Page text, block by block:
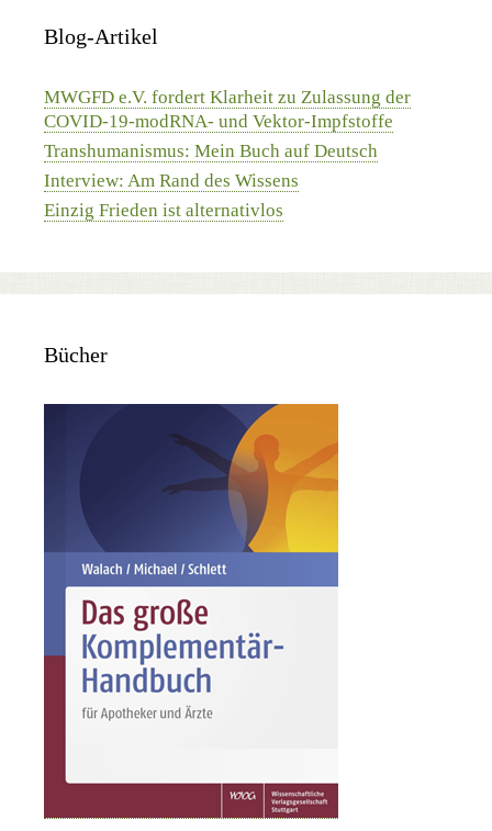
Blog-Artikel
MWGFD e.V. fordert Klarheit zu Zulassung der
COVID-19-modRNA- und Vektor-Impfstoffe
Transhumanismus: Mein Buch auf Deutsch
Interview: Am Rand des Wissens
Einzig Frieden ist alternativlos
Bücher